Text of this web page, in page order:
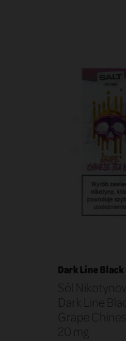
Dark Line
Sól
Dark Line
Grape
20 mg